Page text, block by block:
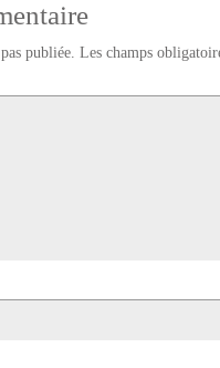
publiée. Les champs